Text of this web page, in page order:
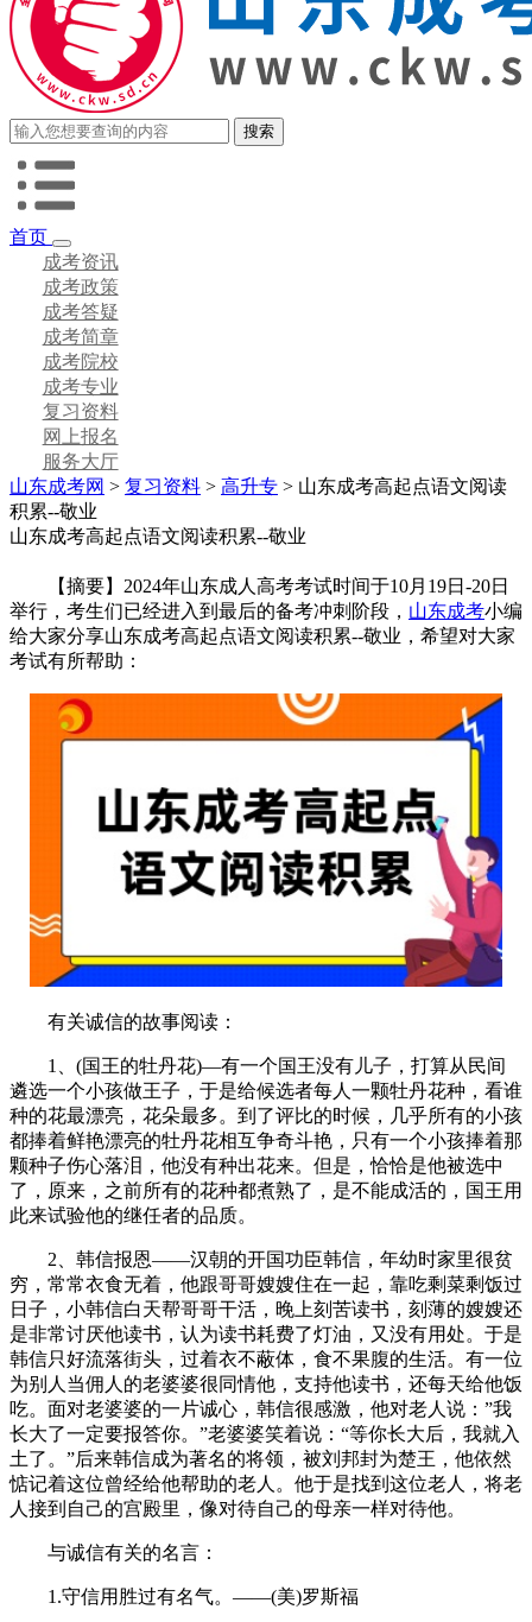
首页
成考资讯
成考政策
成考答疑
成考简章
成考院校
成考专业
复习资料
网上报名
服务大厅
山东成考网 > 复习资料 > 高升专 > 山东成考高起点语文阅读
积累--敬业
山东成考高起点语文阅读积累--敬业
【摘要】2024年山东成人高考考试时间于10月19日-20日
举行，考生们已经进入到最后的备考冲刺阶段， 山东成考小编
给大家分享山东成考高起点语文阅读积累--敬业，希望对大家
考试有所帮助：
有关诚信的故事阅读：
1、(国王的牡丹花)—有一个国王没有儿子，打算从民间
遴选一个小孩做王子，于是给候选者每人一颗牡丹花种，看谁
种的花最漂亮，花朵最多。到了评比的时候，几乎所有的小孩
都捧着鲜艳漂亮的牡丹花相互争奇斗艳，只有一个小孩捧着那
颗种子伤心落泪，他没有种出花来。但是，恰恰是他被选中
了，原来，之前所有的花种都煮熟了，是不能成活的，国王用
此来试验他的继任者的品质。
2、韩信报恩——汉朝的开国功臣韩信，年幼时家里很贫
穷，常常衣食无着，他跟哥哥嫂嫂住在一起，靠吃剩菜剩饭过
日子，小韩信白天帮哥哥干活，晚上刻苦读书，刻薄的嫂嫂还
是非常讨厌他读书，认为读书耗费了灯油，又没有用处。于是
韩信只好流落街头，过着衣不蔽体，食不果腹的生活。有一位
为别人当佣人的老婆婆很同情他，支持他读书，还每天给他饭
吃。面对老婆婆的一片诚心，韩信很感激，他对老人说：”我
长大了一定要报答你。”老婆婆笑着说：“等你长大后，我就入
土了。”后来韩信成为著名的将领，被刘邦封为楚王，他依然
惦记着这位曾经给他帮助的老人。他于是找到这位老人，将老
人接到自己的宫殿里，像对待自己的母亲一样对待他。
与诚信有关的名言：
1.守信用胜过有名气。——(美)罗斯福